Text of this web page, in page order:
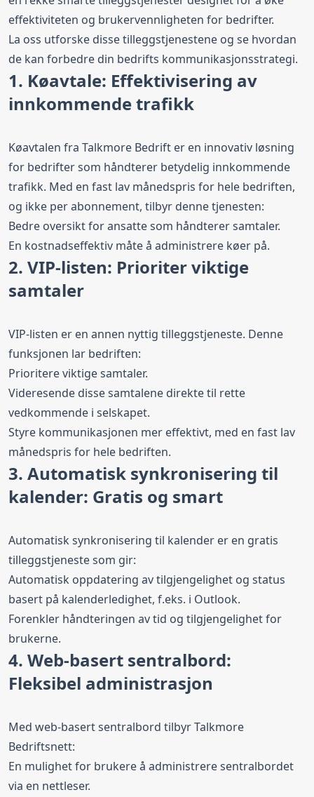
effektiviteten og brukervennligheten for bedrifter.
La oss utforske disse tilleggstjenestene og se hvordan
de kan forbedre din bedrifts kommunikasjonsstrategi.
1. Køavtale: Effektivisering av
innkommende trafikk
Køavtalen fra Talkmore Bedrift er en innovativ løsning
for bedrifter som håndterer betydelig innkommende
trafikk. Med en fast lav månedspris for hele bedriften,
og ikke per abonnement, tilbyr denne tjenesten:
Bedre oversikt for ansatte som håndterer samtaler.
En kostnadseffektiv måte å administrere køer på.
2. VIP-listen: Prioriter viktige
samtaler
VIP-listen er en annen nyttig tilleggstjeneste. Denne
funksjonen lar bedriften:
Prioritere viktige samtaler.
Videresende disse samtalene direkte til rette
vedkommende i selskapet.
Styre kommunikasjonen mer effektivt, med en fast lav
månedspris for hele bedriften.
3. Automatisk synkronisering til
kalender: Gratis og smart
Automatisk synkronisering til kalender er en gratis
tilleggstjeneste som gir:
Automatisk oppdatering av tilgjengelighet og status
basert på kalenderledighet, f.eks. i Outlook.
Forenkler håndteringen av tid og tilgjengelighet for
brukerne.
4. Web-basert sentralbord:
Fleksibel administrasjon
Med web-basert sentralbord tilbyr Talkmore
Bedriftsnett:
En mulighet for brukere å administrere sentralbordet
via en nettleser.